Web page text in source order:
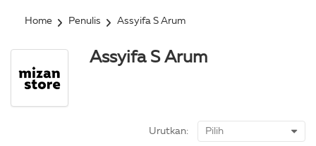
Home Penulis Assyifa S Arum
Assyifa S Arum
Urutkan: